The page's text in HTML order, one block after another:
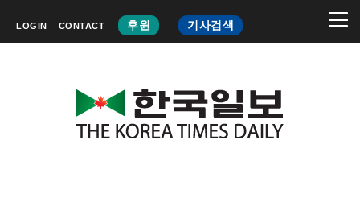
LOGIN CONTACT 후원 기사검색